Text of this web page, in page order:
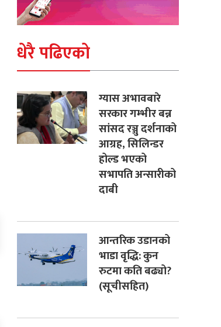
धेरै पढिएको
ग्यास अभावबारे
सरकार गम्भीर बन्न
सांसद रञ्जु दर्शनाको
आग्रह, सिलिन्डर
होल्ड भएको
सभापति अन्सारीको
दाबी
आन्तरिक उडानको
भाडा वृद्धि: कुन
रुटमा कति बढ्यो?
(सूचीसहित)